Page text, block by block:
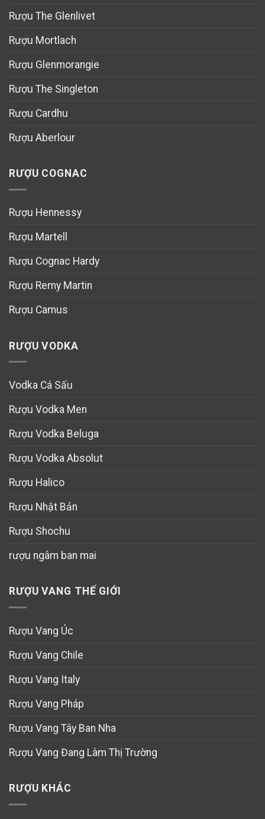
Rượu The Glenlivet
Rượu Mortlach
Rượu Glenmorangie
Rượu The Singleton
Rượu Cardhu
Rượu Aberlour
RƯỢU COGNAC
Rượu Hennessy
Rượu Martell
Rượu Cognac Hardy
Rượu Remy Martin
Rượu Camus
RƯỢU VODKA
Vodka Cá Sấu
Rượu Vodka Men
Rượu Vodka Beluga
Rượu Vodka Absolut
Rượu Halico
Rượu Nhật Bản
Rượu Shochu
rượu ngâm ban mai
RƯỢU VANG THẾ GIỚI
Rượu Vang Úc
Rượu Vang Chile
Rượu Vang Italy
Rượu Vang Pháp
Rượu Vang Tây Ban Nha
Rượu Vang Đang Làm Thị Trường
RƯỢU KHÁC